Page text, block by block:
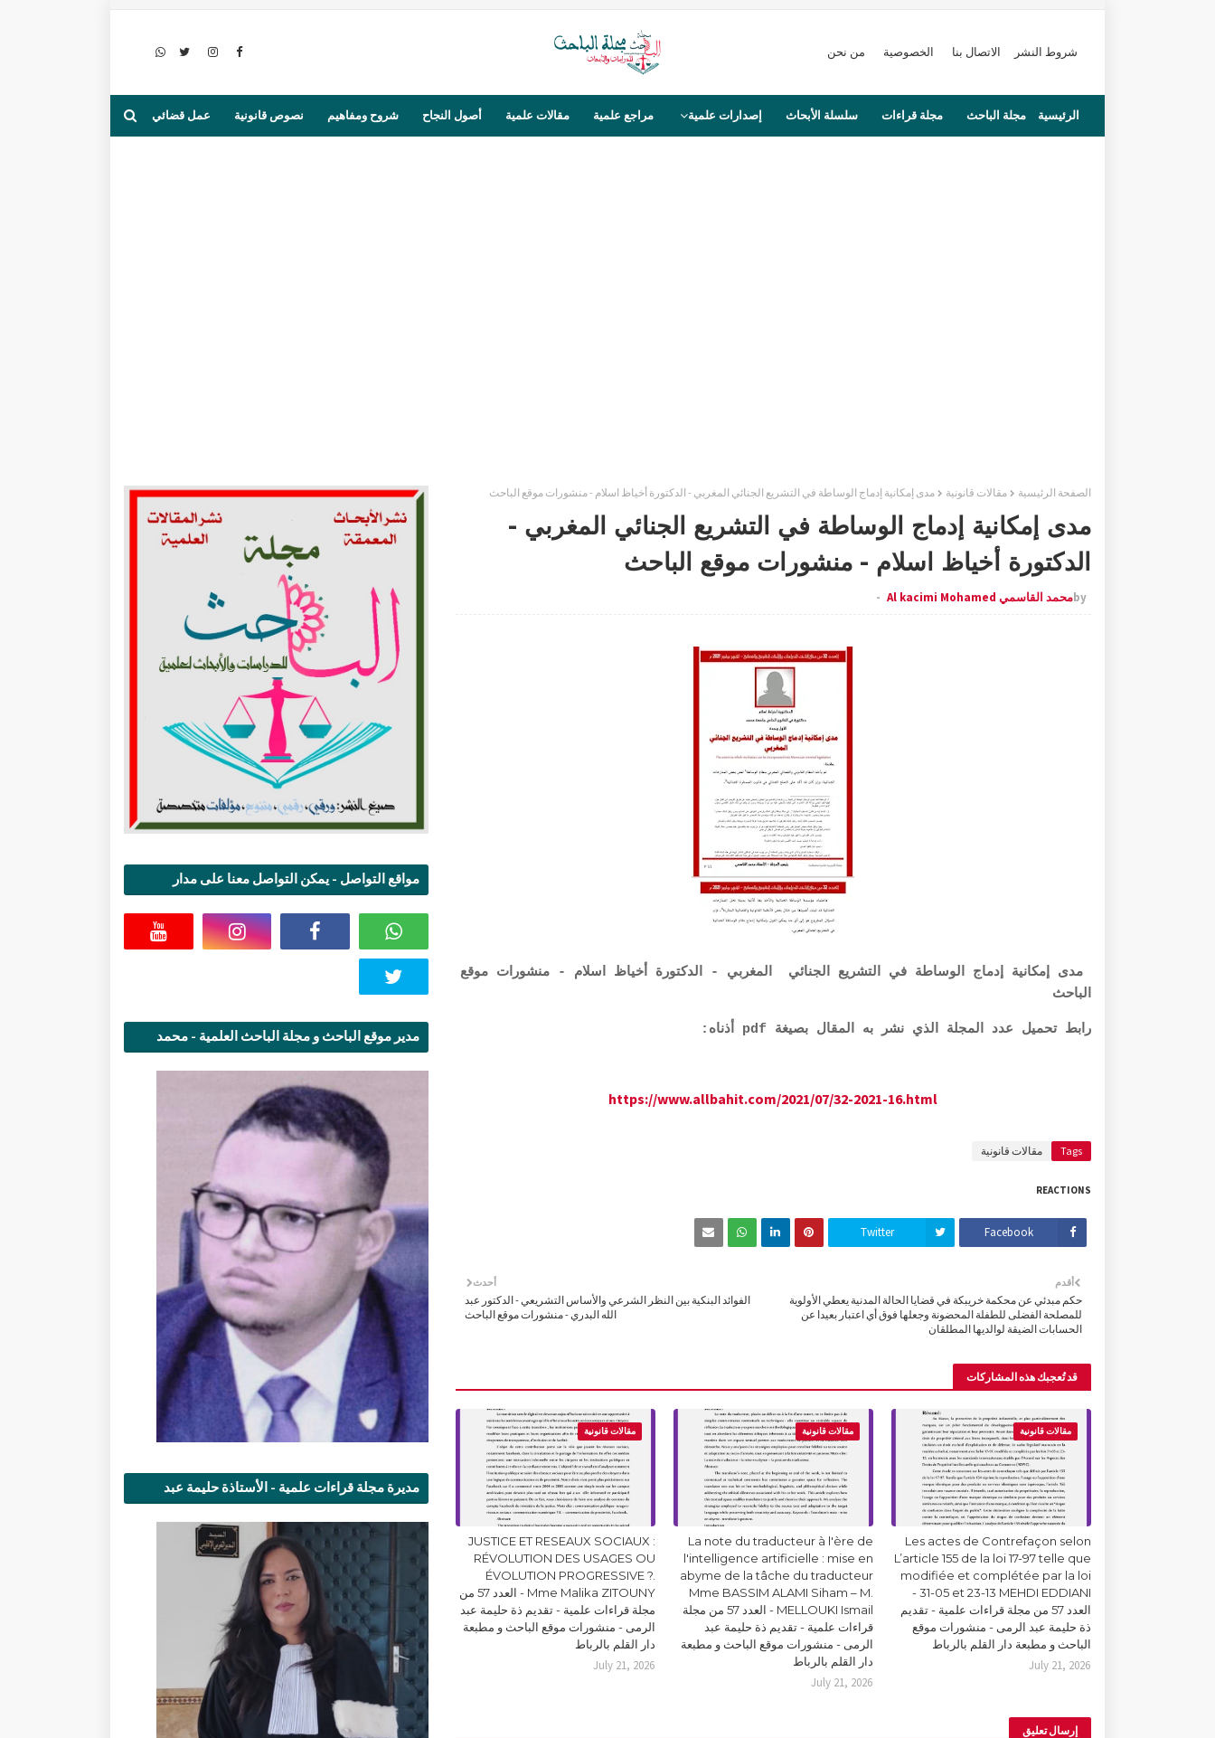
شروط النشر الاتصال بنا الخصوصية من نحن
الرئيسية مجلة الباحث مجلة قراءات سلسلة الأبحاث إصدارات علمية مراجع علمية مقالات علمية أصول النجاح شروح ومفاهيم نصوص قانونية عمل قضائي
الصفحة الرئيسية مقالات قانونية مدى إمكانية إدماج الوساطة في التشريع الجنائي المغربي - الدكتورة أخياظ اسلام - منشورات موقع الباحث
مدى إمكانية إدماج الوساطة في التشريع الجنائي المغربي -
الدكتورة أخياظ اسلام - منشورات موقع الباحث
byمحمد القاسمي Al kacimi Mohamed
مدى إمكانية إدماج الوساطة في التشريع الجنائي المغربي - الدكتورة أخياظ اسلام - منشورات موقع
الباحث
رابط تحميل عدد المجلة الذي نشر به المقال بصيغة pdf أذناه:
https://www.allbahit.com/2021/07/32-2021-16.html
Tags مقالات قانونية
REACTIONS
Facebook
Twitter
أحدث
الفوائد البنكية بين النظر الشرعي والأساس التشريعي - الدكتور عبد
الله البدري - منشورات موقع الباحث
أقدم
حكم مبدئي عن محكمة خريبكة في قضايا الحالة المدنية يعطي الأولوية
للمصلحة الفضلى للطفلة المحضونة وجعلها فوق أي اعتبار بعيدا عن
الحسابات الضيقة لوالديها المطلقان
قد تُعجبك هذه المشاركات
مقالات قانونية
Les actes de Contrefaçon selon
L’article 155 de la loi 17-97 telle que
modifiée et complétée par la loi
31-05 et 23-13 MEHDI EDDIANI -
العدد 57 من مجلة قراءات علمية - تقديم
ذة حليمة عبد الرمى - منشورات موقع
الباحث و مطبعة دار القلم بالرباط
July 21, 2026
مقالات قانونية
La note du traducteur à l'ère de
l'intelligence artificielle : mise en
abyme de la tâche du traducteur
Mme BASSIM ALAMI Siham – M.
MELLOUKI Ismail - العدد 57 من مجلة
قراءات علمية - تقديم ذة حليمة عبد
الرمى - منشورات موقع الباحث و مطبعة
دار القلم بالرباط
July 21, 2026
مقالات قانونية
JUSTICE ET RESEAUX SOCIAUX :
RÉVOLUTION DES USAGES OU
ÉVOLUTION PROGRESSIVE ?.
Mme Malika ZITOUNY - العدد 57 من
مجلة قراءات علمية - تقديم ذة حليمة عبد
الرمى - منشورات موقع الباحث و مطبعة
دار القلم بالرباط
July 21, 2026
إرسال تعليق
مواقع التواصل - يمكن التواصل معنا على مدار
مدير موقع الباحث و مجلة الباحث العلمية - محمد
مديرة مجلة قراءات علمية - الأستاذة حليمة عبد